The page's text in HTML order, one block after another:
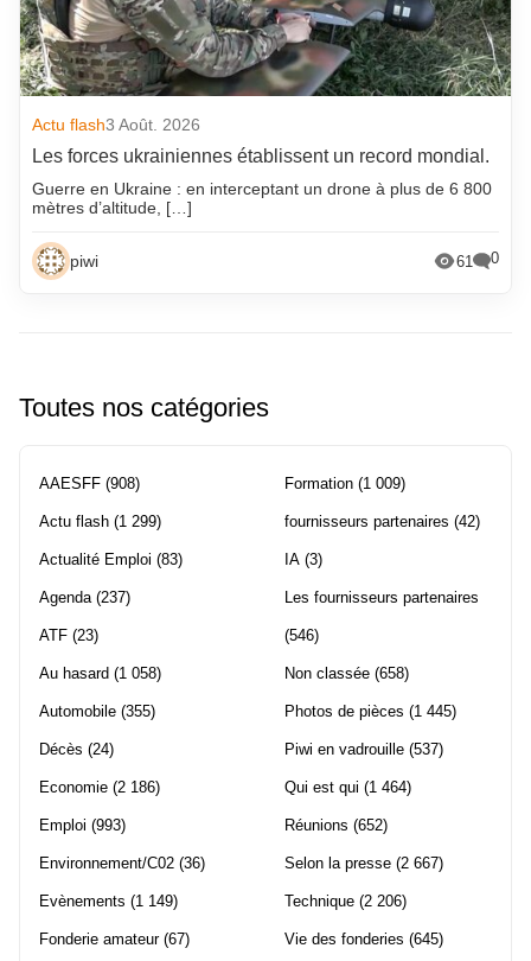
Actu flash3 Août. 2026
Les forces ukrainiennes établissent un record mondial.
Guerre en Ukraine : en interceptant un drone à plus de 6 800
mètres d’altitude, […]
piwi 61 0
Toutes nos catégories
AAESFF (908)
Actu flash (1 299)
Actualité Emploi (83)
Agenda (237)
ATF (23)
Au hasard (1 058)
Automobile (355)
Décès (24)
Economie (2 186)
Emploi (993)
Environnement/C02 (36)
Evènements (1 149)
Fonderie amateur(67)
Formation (1 009)
fournisseurs partenaires (42)
IA (3)
Les fournisseurs partenaires
(546)
Non classée (658)
Photos de pièces (1 445)
Piwi en vadrouille (537)
Qui est qui (1 464)
Réunions (652)
Selon la presse (2 667)
Technique (2 206)
Vie des fonderies (645)